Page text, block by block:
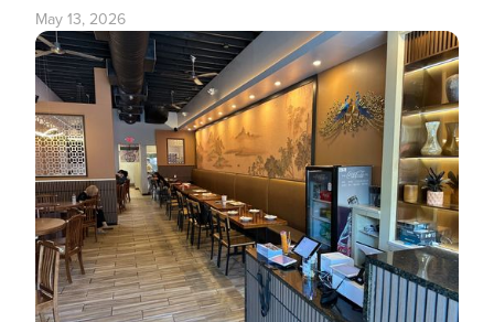
May 13, 2026